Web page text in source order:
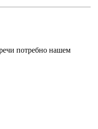
речи потребно нашем